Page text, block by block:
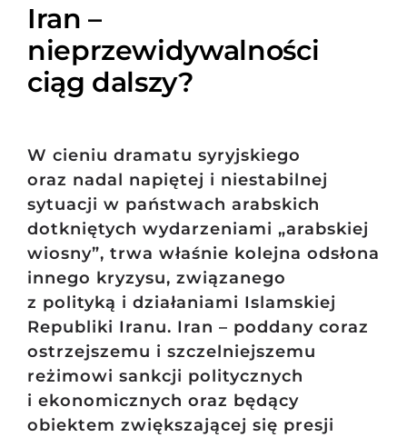
Iran –
nieprzewidywalności
ciąg dalszy?
W cieniu dramatu syryjskiego
oraz nadal napiętej i niestabilnej
sytuacji w państwach arabskich
dotkniętych wydarzeniami „arabskiej
wiosny”, trwa właśnie kolejna odsłona
innego kryzysu, związanego
z polityką i działaniami Islamskiej
Republiki Iranu. Iran – poddany coraz
ostrzejszemu i szczelniejszemu
reżimowi sankcji politycznych
i ekonomicznych oraz będący
obiektem zwiększającej się presji